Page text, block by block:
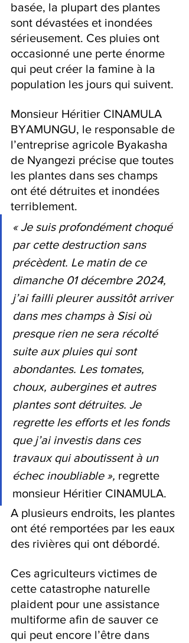
basée, la plupart des plantes
sont dévastées et inondées
sérieusement. Ces pluies ont
occasionné une perte énorme
qui peut créer la famine à la
population les jours qui suivent.
Monsieur Héritier CINAMULA
BYAMUNGU, le responsable de
l’entreprise agricole Byakasha
de Nyangezi précise que toutes
les plantes dans ses champs
ont été détruites et inondées
terriblement.
« Je suis profondément choqué
par cette destruction sans
précèdent. Le matin de ce
dimanche 01 décembre 2024,
j’ai failli pleurer aussitôt arriver
dans mes champs à Sisi où
presque rien ne sera récolté
suite aux pluies qui sont
abondantes. Les tomates,
choux, aubergines et autres
plantes sont détruites. Je
regrette les efforts et les fonds
que j’ai investis dans ces
travaux qui aboutissent à un
échec inoubliable », regrette
monsieur Héritier CINAMULA.
A plusieurs endroits, les plantes
ont été remportées par les eaux
des rivières qui ont débordé.
Ces agriculteurs victimes de
cette catastrophe naturelle
plaident pour une assistance
multiforme afin de sauver ce
qui peut encore l’être dans